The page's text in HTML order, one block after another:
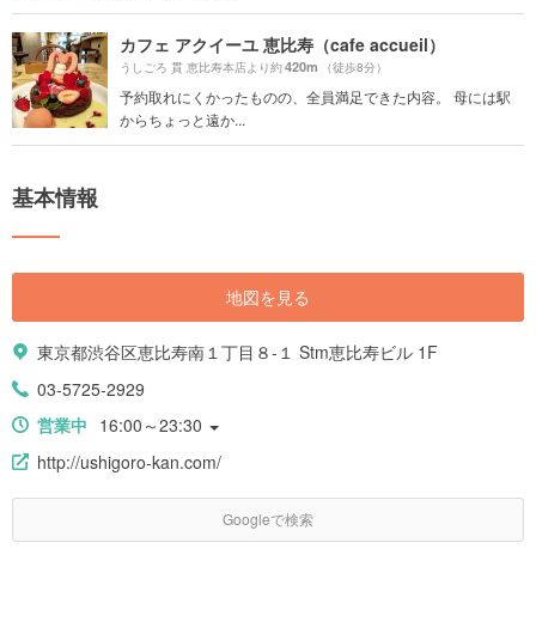
カフェ アクイーユ 恵比寿（cafe accueil）
うしごろ 貫 恵比寿本店より約420m （徒歩8分）
予約取れにくかったものの、全員満足できた内容。 母には駅
からちょっと遠か...
基本情報
地図を見る
東京都渋谷区恵比寿南１丁目８-１ Stm恵比寿ビル 1F
03-5725-2929
営業中 16:00～23:30
http://ushigoro-kan.com/
Googleで検索